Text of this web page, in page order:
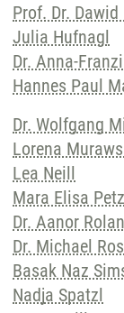
Prof. Dr.
Julia Hufnagl
Dr. Anna-
Hannes Paul
Dr. Wolfgang
Lorena
Lea Neill
Mara Elisa
Dr. Aanor
Dr. Michael
Basak Naz
Nadja Spatzl